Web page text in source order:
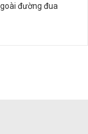
đường đua